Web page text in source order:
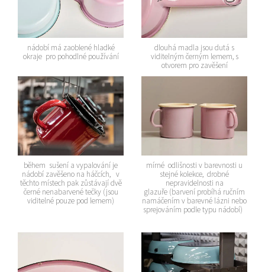
nádobí má zaoblené hladké
okraje pro pohodlné používání
dlouhá madla jsou dutá s
viditelným černým lemem, s
otvorem pro zavěšení
během sušení a vypalování je
nádobí zavěšeno na háčcích, v
těchto místech pak zůstávají dvě
černé nenabarvené tečky (jsou
viditelné pouze pod lemem)
mírné odlišnosti v barevnosti u
stejné kolekce, drobné
nepravidelnosti na
glazuře (barvení probíhá ručním
namáčením v barevné lázni nebo
sprejováním podle typu nádobí)